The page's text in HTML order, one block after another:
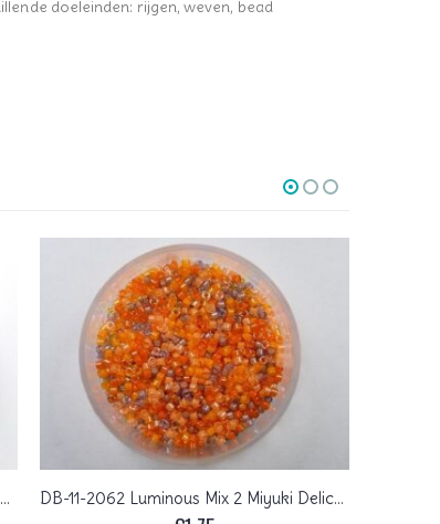
doeleinden: rijgen, weven, bead
DB-11-0713 Transparent Green Miyuki Delica’s 11/0 DB-11-2062 Luminous Mix 2 Miyuki Delica’s 11/0